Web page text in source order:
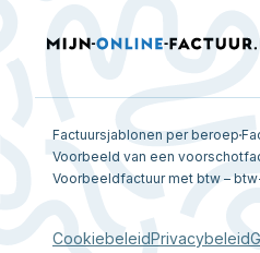
Factuursjablonen per beroep
Voorbeeld van een
Voorbeeldfactuur met btw –
CookiebeleidPrivacybeleid